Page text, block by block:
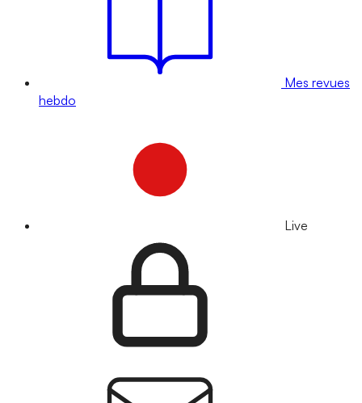
Mes revues
hebdo
Live